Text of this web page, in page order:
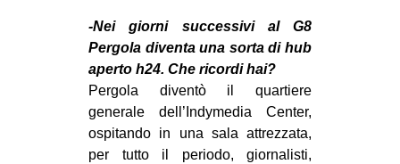
-Nei giorni successivi al G8
Pergola diventa una sorta di hub
aperto h24. Che ricordi hai?
Pergola diventò il quartiere
generale dell’Indymedia Center,
ospitando in una sala attrezzata,
per tutto il periodo, giornalisti,